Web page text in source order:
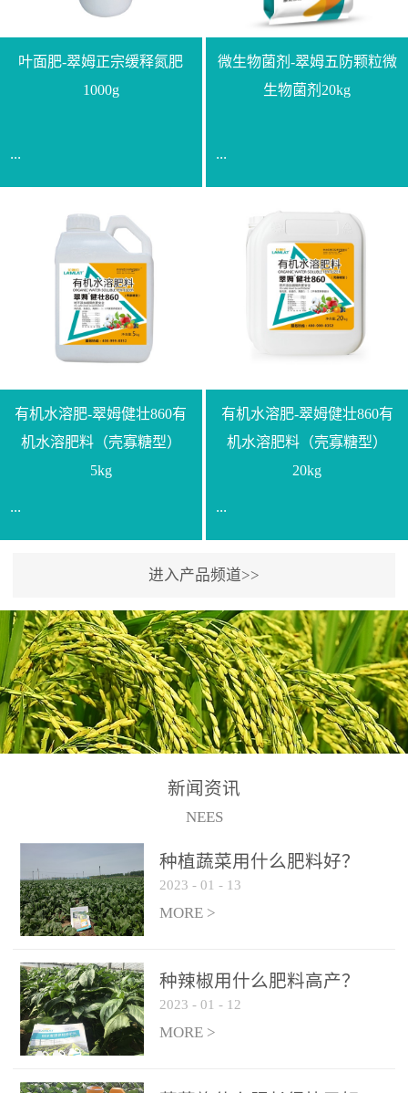
叶面肥-翠姆正宗缓释氮肥
1000g
...
【通用名称】脲甲醛缓释
氮肥【产品形态】水剂
【产品规格】1000g【技术
指标】N≥330g/L【企业标
准】Q/LML O01-2022【使
用方法】1、飞防：每亩
复配其他农药、肥料并提
高药效，间隔2-3周，可连
释均匀喷施苗床;移栽前一
天，用同样方法再喷施一
次。移栽前使用，储存在
苗株体内，移栽后，逐步
释放并快速补充营养。3、
作为补氮肥使用：30-100
倍喷施，在开花前期、幼
果期及采摘后各施一次，
间隔2-3周喷施一次。4、
作为叶面肥喷施使用：稀
周喷施一次。5、冲施及滴
灌：亩用量2-3公斤，冲施
进水75%后再进肥效果更
佳。
微生物菌剂-翠姆五防颗粒微
生物菌剂20kg
...
【通用名称】微生物菌剂
【产品剂型】颗粒【产品
规格】20kg【技术指标】
有效活菌数≥10.0亿/克【增
效物质】有机质≥40%;小分
子有机碳≥23%;壳寡糖
底肥：亩用本品40kg-
100kg可替代有机肥，配合
与复合肥、水溶肥或细土
混均后沟施、穴施、撒施
均可。3、沟施穴施:幼树
环状沟施，每棵用150-
200g，成年树放射状沟
施，每棵用0.5kg-1kg，可
拌肥施，也可拌土施。4、
拌苗床土：每平方米苗床
土用本品1kg-2kg与苗床土
混匀后播种。5、园林盆
土用本品30g-50g追肥或作
底肥。
有机水溶肥-翠姆健壮860有
机水溶肥料（壳寡糖型）
5kg
...
【通用名称】有机水溶肥
料【产品剂型】水剂【产
品规格】5kg、20kg【技术
指标】有机质≥200g/L、
N+K2O70g/L、PH:6.5-
8.5、水不溶物≤50g/L【执
行标准】NY/T3831-
(2019)准字15306号【使用
灌及无土栽培和营养液的
配方施肥。1、苗期冲施、
滴灌:3-5kg/亩/次(45-75kg/
公顷/次)。2、花前花后或
生长前期︰冲施、滴灌2.5-
5kg/亩/次配合大量元素水
溶肥一起使用，花芽、花
苞饱满，座果率高。3、幼
有机水溶肥-翠姆健壮860有
机水溶肥料（壳寡糖型）
20kg
...
【通用名称】有机水溶肥
料【产品剂型】水剂【产
品规格】5kg、20kg【技术
指标】有机质≥200g/L、
N+K2O70g/L、PH:6.5-
8.5、水不溶物≤50g/L【执
行标准】NY/T3831-
(2019)准字15306号【使用
方法】适合于基施、追
灌及无土栽培和营养液的
配方施肥。1、苗期冲施、
5kg/亩/次配合大量元素水
进入产品频道>>
新闻资讯
NEES
种植蔬菜用什么肥料好？
2023 - 01 - 13
MORE >
种辣椒用什么肥料高产？
2023 - 01 - 12
MORE >